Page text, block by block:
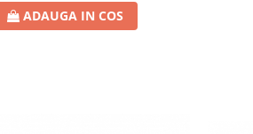
ADAUGA IN COS